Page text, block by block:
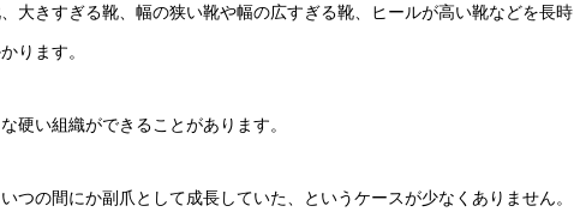
大きすぎる靴、幅の狭い靴や幅の広すぎる靴、ヒールが高い靴などを長時
ります。
硬い組織ができることがあります。
つの間にか副爪として成長していた、というケースが少なくありません。